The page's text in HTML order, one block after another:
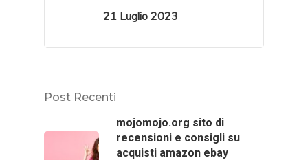
21 Luglio 2023
Post Recenti
mojomojo.org sito di
recensioni e consigli su
acquisti amazon ebay